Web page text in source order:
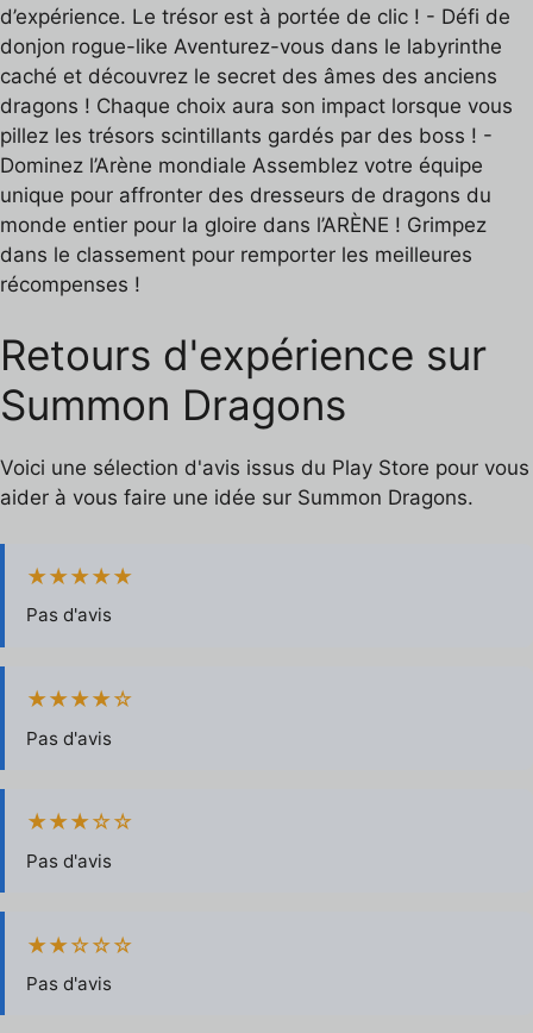
d’expérience. Le trésor est à portée de clic ! - Défi de
donjon rogue-like Aventurez-vous dans le labyrinthe
caché et découvrez le secret des âmes des anciens
dragons ! Chaque choix aura son impact lorsque vous
pillez les trésors scintillants gardés par des boss ! -
Dominez l’Arène mondiale Assemblez votre équipe
unique pour affronter des dresseurs de dragons du
monde entier pour la gloire dans l’ARÈNE ! Grimpez
dans le classement pour remporter les meilleures
récompenses !
Retours d'expérience sur
Summon Dragons
Voici une sélection d'avis issus du Play Store pour vous
aider à vous faire une idée sur Summon Dragons.
★★★★★
Pas d'avis
★★★★☆
Pas d'avis
★★★☆☆
Pas d'avis
★★☆☆☆
Pas d'avis